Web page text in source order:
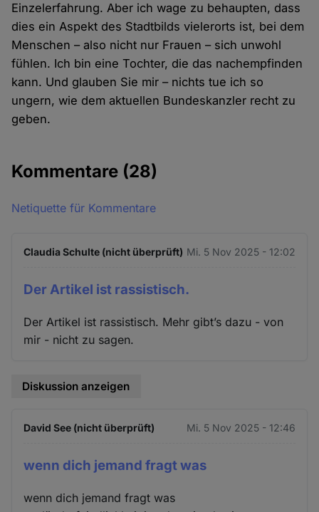
Einzelerfahrung. Aber ich wage zu behaupten, dass
dies ein Aspekt des Stadtbilds vielerorts ist, bei dem
Menschen – also nicht nur Frauen – sich unwohl
fühlen. Ich bin eine Tochter, die das nachempfinden
kann. Und glauben Sie mir – nichts tue ich so
ungern, wie dem aktuellen Bundeskanzler recht zu
geben.
Kommentare (28)
Netiquette für Kommentare
Claudia Schulte (nicht überprüft) Mi. 5 Nov 2025 - 12:02
Der Artikel ist rassistisch.
Der Artikel ist rassistisch. Mehr gibt’s dazu - von
mir - nicht zu sagen.
Diskussion anzeigen
David See (nicht überprüft) Mi. 5 Nov 2025 - 12:46
wenn dich jemand fragt was
wenn dich jemand fragt was